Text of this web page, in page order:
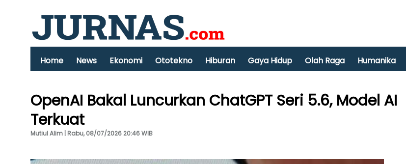
Home News Ekonomi Ototekno Hiburan Gaya Hidup Olah Raga Humanika
OpenAI Bakal Luncurkan ChatGPT Seri 5.6, Model AI
Terkuat
Mutiul Alim | Rabu, 08/07/2026 20:46 WIB